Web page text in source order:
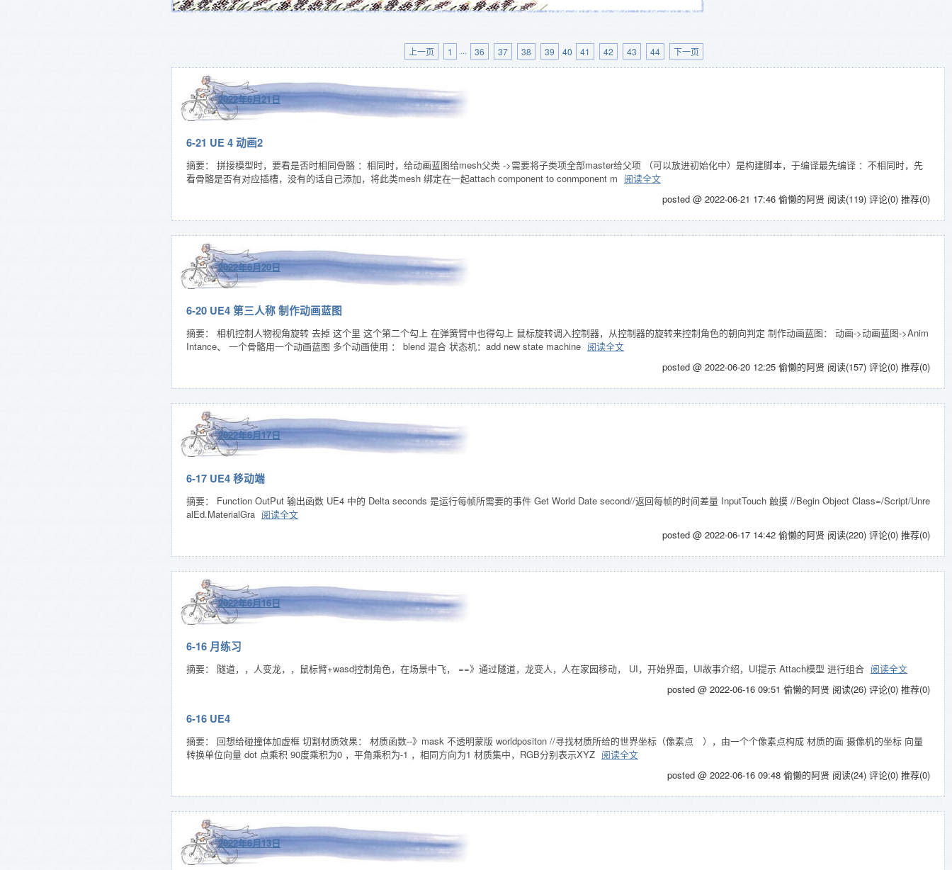
上一页 1 ··· 36 37 38 39 40 41 42 43 44 下一页
2022年6月21日
6-21 UE 4 动画2
摘要： 拼接模型时，要看是否时相同骨骼 ：相同时，给动画蓝图给mesh父类 ->需要将子类项全部master给父项 （可以放进初始化中）是构建脚本，于编译最先编译 ：不相同时，先
看骨骼是否有对应插槽，没有的话自己添加，将此类mesh 绑定在一起attach component to conmponent m 阅读全文
posted @ 2022-06-21 17:46 偷懒的阿贤 阅读(119) 评论(0) 推荐(0)
2022年6月20日
6-20 UE4 第三人称 制作动画蓝图
摘要： 相机控制人物视角旋转 去掉 这个里 这个第二个勾上 在弹簧臂中也得勾上 鼠标旋转调入控制器，从控制器的旋转来控制角色的朝向判定 制作动画蓝图： 动画->动画蓝图->Anim
Intance、 一个骨骼用一个动画蓝图 多个动画使用 ： blend 混合 状态机：add new state machine 阅读全文
posted @ 2022-06-20 12:25 偷懒的阿贤 阅读(157) 评论(0) 推荐(0)
2022年6月17日
6-17 UE4 移动端
摘要： Function OutPut 输出函数 UE4 中的 Delta seconds 是运行每帧所需要的事件 Get World Date second//返回每帧的时间差量 InputTouch 触摸 //Begin Object Class=/Script/Unre
alEd.MaterialGra 阅读全文
posted @ 2022-06-17 14:42 偷懒的阿贤 阅读(220) 评论(0) 推荐(0)
2022年6月16日
6-16 月练习
摘要： 隧道，，人变龙，，鼠标臂+wasd控制角色，在场景中飞， ==》通过隧道，龙变人，人在家园移动， UI，开始界面，UI故事介绍，UI提示 Attach模型 进行组合 阅读全文
posted @ 2022-06-16 09:51 偷懒的阿贤 阅读(26) 评论(0) 推荐(0)
6-16 UE4
摘要： 回想给碰撞体加虚框 切割材质效果： 材质函数--》mask 不透明蒙版 worldpositon //寻找材质所给的世界坐标（像素点 ），由一个个像素点构成 材质的面 摄像机的坐标 向量
转换单位向量 dot 点乘积 90度乘积为0 ，平角乘积为-1 ，相同方向为1 材质集中，RGB分别表示XYZ 阅读全文
posted @ 2022-06-16 09:48 偷懒的阿贤 阅读(24) 评论(0) 推荐(0)
2022年6月13日